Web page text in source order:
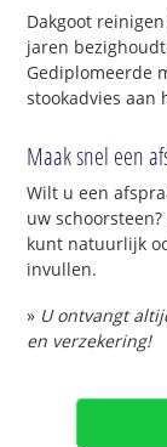
Dakgoot
jaren
Gediplomeerde
stookadvies aan
Maak snel een
Wilt u een
uw
kunt natuurlijk
invullen.
» U ontvangt
en verzekering!